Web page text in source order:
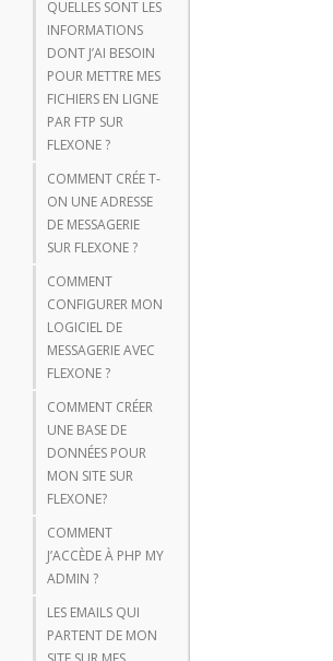
QUELLES SONT LES
INFORMATIONS
DONT J’AI BESOIN
POUR METTRE MES
FICHIERS EN LIGNE
PAR FTP SUR
FLEXONE ?
COMMENT CRÉE T-
ON UNE ADRESSE
DE MESSAGERIE
SUR FLEXONE ?
COMMENT
CONFIGURER MON
LOGICIEL DE
MESSAGERIE AVEC
FLEXONE ?
COMMENT CRÉER
UNE BASE DE
DONNÉES POUR
MON SITE SUR
FLEXONE?
COMMENT
J’ACCÈDE À PHP MY
ADMIN ?
LES EMAILS QUI
PARTENT DE MON